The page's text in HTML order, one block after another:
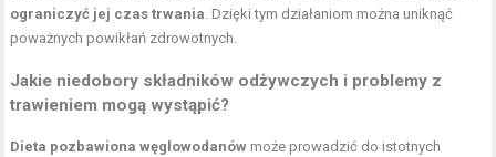
ograniczyć jej czas trwania . Dzięki tym działaniom można uniknąć
poważnych powikłań zdrowotnych.
Jakie niedobory składników odżywczych i problemy z
trawieniem mogą wystąpić?
Dieta pozbawiona węglowodanów może prowadzić do istotnych